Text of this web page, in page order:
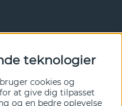
herunder.
Ja tak!
teknologier
cookies og
at give dig tilpasset
og en bedre oplevelse